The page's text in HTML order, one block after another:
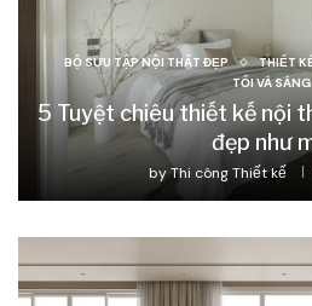
BỘ SƯU TẬP NỘI THẤT ĐẸP
THIẾT
TỐI VÀ SÁNG
5 Tuyệt chiêu thiết kế nội
đẹp như
byThi công Thiết kế